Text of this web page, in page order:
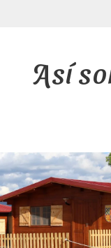
Así